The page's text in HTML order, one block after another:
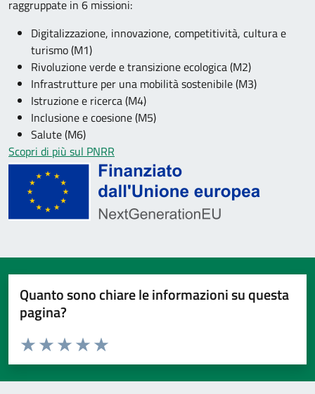
raggruppate in 6 missioni:
Digitalizzazione, innovazione, competitività, cultura e
turismo (M1)
Rivoluzione verde e transizione ecologica (M2)
Infrastrutture per una mobilità sostenibile (M3)
Istruzione e ricerca (M4)
Inclusione e coesione (M5)
Salute (M6)
Scopri di più sul PNRR
Quanto sono chiare le informazioni su questa
pagina?
Valuta da 1 a 5 stelle la pagina
Valuta 5 stelle su 5
Valuta 4 stelle su 5
Valuta 3 stelle su 5
Valuta 2 stelle su 5
Valuta 1 stelle su 5